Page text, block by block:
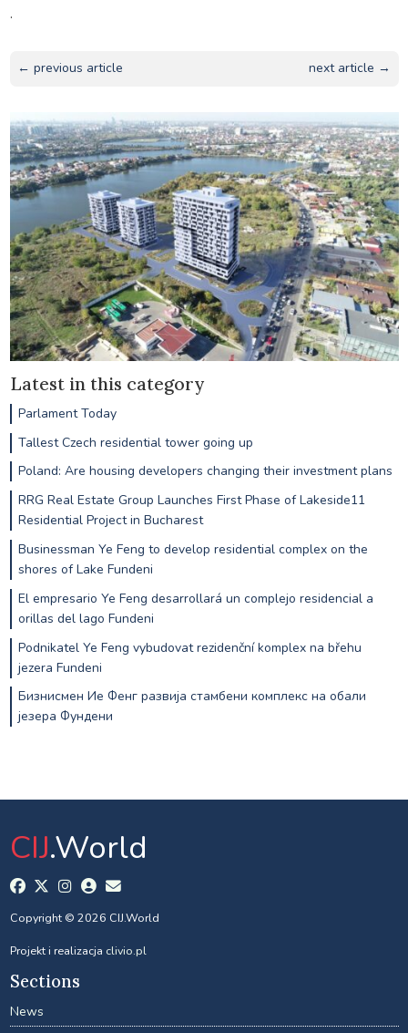
.
← previous article next article →
Latest in this category
Parlament Today
Tallest Czech residential tower going up
Poland: Are housing developers changing their investment plans
RRG Real Estate Group Launches First Phase of Lakeside11
Residential Project in Bucharest
Businessman Ye Feng to develop residential complex on the
shores of Lake Fundeni
El empresario Ye Feng desarrollará un complejo residencial a
orillas del lago Fundeni
Podnikatel Ye Feng vybudovat rezidenční komplex na břehu
jezera Fundeni
Бизнисмен Ие Фенг развија стамбени комплекс на обали
језера Фундени
CIJ.World
Copyright © 2026 CIJ.World
Projekt i realizacja clivio.pl
Sections
News